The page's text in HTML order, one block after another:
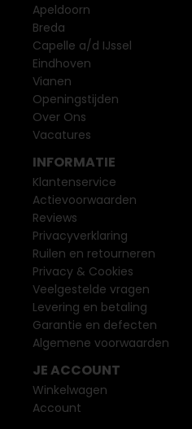
Apeldoorn
Breda
Capelle a/d IJssel
Eindhoven
Vianen
Openingstijden
Over Ons
Vacatures
INFORMATIE
Klantenservice
Actievoorwaarden
Reviews
Privacyverklaring
Ruilen en retourneren
Privacy & Cookies
Veelgestelde vragen
Levering en betaling
Garantie en defecten
Algemene voorwaarden
JE ACCOUNT
Winkelwagen
Account